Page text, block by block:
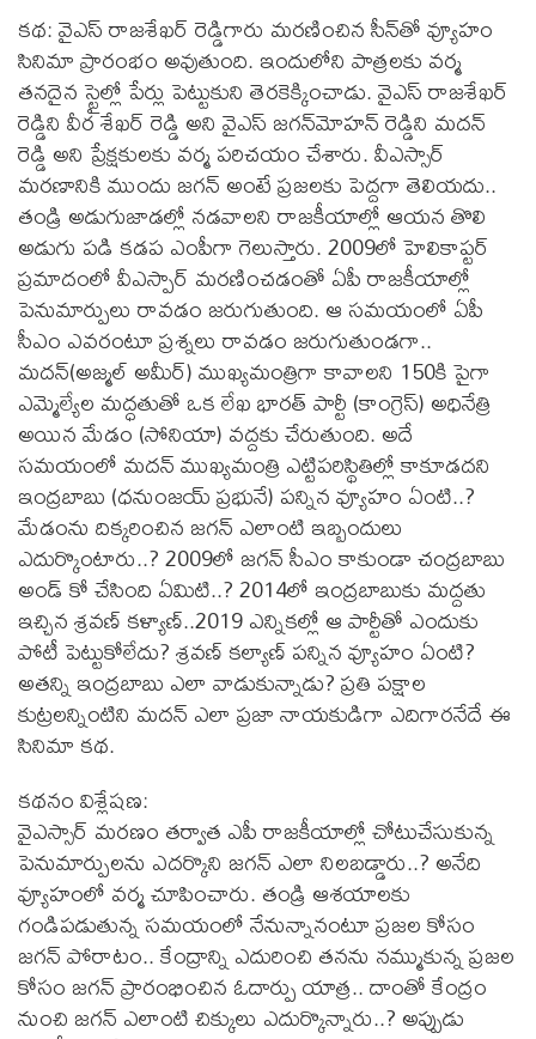
కథ: వైఎస్‌ రాజశేఖర్‌ రెడ్డిగారు మరణించిన సీన్‌తో వ్యూహం
సినిమా ప్రారంభం అవుతుంది. ఇందులోని పాత్రలకు వర్మ
తనదైన స్టైల్లో పేర్లు పెట్టుకుని తెరకెక్కించాడు. వైఎస్‌ రాజశేఖర్‌
రెడ్డిని వీర శేఖర్‌ రెడ్డి అని వైఎస్‌ జగన్‌మోహన్‌ రెడ్డిని మదన్‌
రెడ్డి అని ప్రేక్షకులకు వర్మ పరిచయం చేశారు. వీఎస్సార్‌
మరణానికి ముందు జగన్‌ అంటే ప్రజలకు పెద్దగా తెలియదు..
తండ్రి అడుగుజాడల్లో నడవాలని రాజకీయాల్లో ఆయన తొలి
అడుగు పడి కడప ఎంపీగా గెలుస్తారు. 2009లో హెలికాప్టర్‌
ప్రమాదంలో వీఎస్పార్‌ మరణించడంతో ఏపీ రాజకీయాల్లో
పెనుమార్పులు రావడం జరుగుతుంది. ఆ సమయంలో ఏపీ
సీఎం ఎవరంటూ ప్రశ్నలు రావడం జరుగుతుండగా..
మదన్‌(అజ్మల్‌ అమీర్‌) ముఖ్యమంత్రిగా కావాలని 150కి పైగా
ఎమ్మెల్యేల మద్ధతుతో ఒక లేఖ భారత్‌ పార్టీ (కాంగ్రెస్‌) అధినేత్రి
అయిన మేడం (సోనియా) వద్దకు చేరుతుంది. అదే
సమయంలో మదన్‌ ముఖ్యమంత్రి ఎట్టిపరిస్థితిల్లో కాకూడదని
ఇంద్రబాబు (ధనుంజయ్‌ ప్రభునే) పన్నిన వ్యూహం ఏంటి..?
మేడంను దిక్కరించిన జగన్‌ ఎలాంటి ఇబ్బందులు
ఎదుర్కొంటారు..? 2009లో జగన్‌ సీఎం కాకుండా చంద్రబాబు
అండ్ కో చేసింది ఏమిటి..? 2014లో ఇంద్రబాబుకు మద్దతు
ఇచ్చిన శ్రవణ్‌ కళ్యాణ్‌..2019 ఎన్నికల్లో ఆ పార్టీతో ఎందుకు
పోటీ పెట్టుకోలేదు? శ్రవణ్‌ కల్యాణ్‌ పన్నిన వ్యూహం ఏంటి?
అతన్ని ఇంద్రబాబు ఎలా వాడుకున్నాడు? ప్రతి పక్షాల
కుట్రలన్నింటిని మదన్‌ ఎలా ప్రజా నాయ‌కుడిగా ఎదిగారనేదే ఈ
సినిమా కథ.
కథనం విశ్లేషణ:
వైఎస్సార్‌ మరణం తర్వాత ఎపీ రాజకీయాల్లో చోటుచేసుకున్న
పెనుమార్పులను ఎదర్కొని జగన్ ఎలా నిలబడ్డారు..? అనేది
వ్యూహంలో వర్మ చూపించారు. తండ్రి ఆశయాలకు
గండిపడుతున్న సమయంలో నేనున్నానంటూ ప్రజల కోసం
జగన్‌ పోరాటం.. కేంద్రాన్ని ఎదురించి తనను నమ్ముకున్న ప్రజల
కోసం జగన్‌ ప్రారంభించిన ఓదార్పు యాత్ర.. దాంతో కేంద్రం
నుంచి జగన్‌ ఎలాంటి చిక్కులు ఎదుర్కొన్నారు..? అప్పుడు